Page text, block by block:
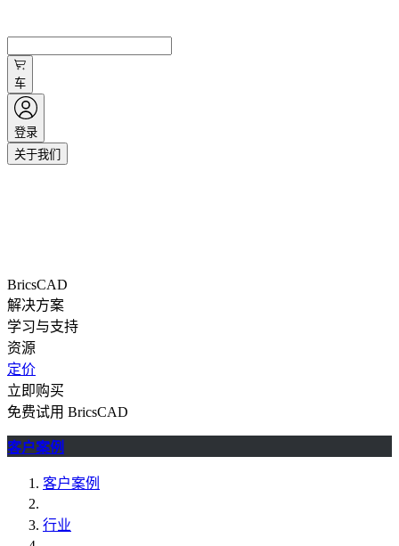
车
登录
关于我们
BricsCAD
解决方案
学习与支持
资源
定价
立即购买
免费试用 BricsCAD
客户案例
客户案例
行业